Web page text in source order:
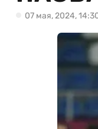
07 мая, 2024,